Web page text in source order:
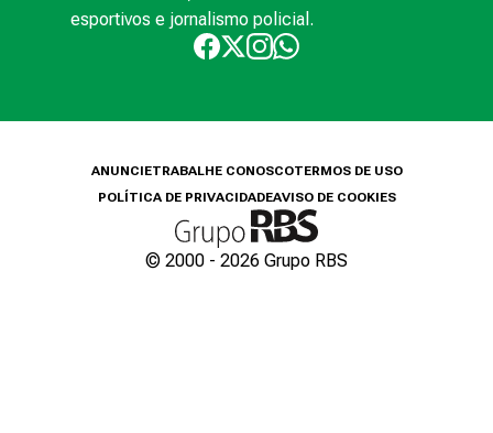
esportivos e jornalismo policial.
ANUNCIETRABALHE CONOSCOTERMOS DE USO
POLÍTICA DE PRIVACIDADEAVISO DE COOKIES
© 2000 - 2026 Grupo RBS